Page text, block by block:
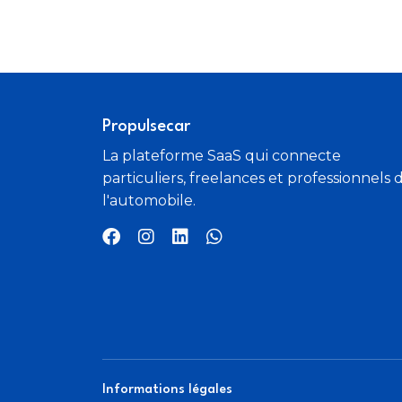
Système d'aide à la conduite TT
Système de localisation par satellite
Verrouillage centralisé à distance
Propulsecar
La plateforme SaaS qui connecte
particuliers, freelances et professionnels
l'automobile.
Informations légales